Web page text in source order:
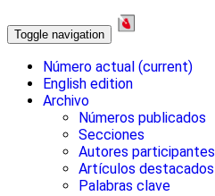
Toggle navigation
Número actual (current)
English edition
Archivo
Números publicados
Secciones
Autores participantes
Artículos destacados
Palabras clave